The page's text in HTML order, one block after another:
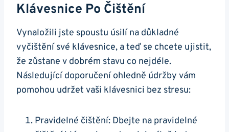
Klávesnice Po⁢ Čištění
Vynaložili jste‍ spoustu úsilí na důkladné
vyčištění své klávesnice, a teď se chcete ​ujistit,
že zůstane v dobrém stavu co nejdéle.
Následující ⁢doporučení ohledně údržby vám
pomohou udržet vaši klávesnici bez ⁤stresu:
Pravidelné čištění: Dbejte na pravidelné